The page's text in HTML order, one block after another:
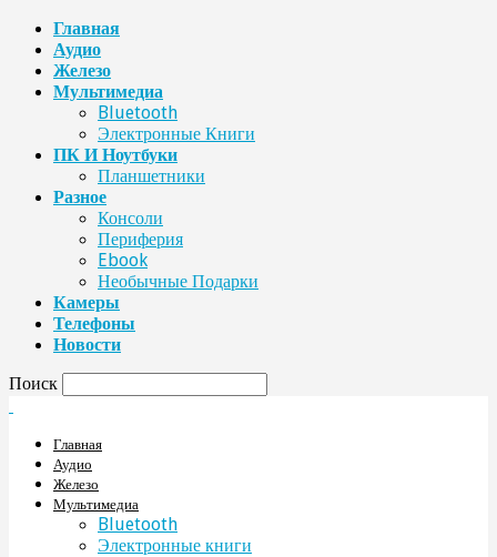
Главная
Аудио
Железо
Мультимедиа
Bluetooth
Электронные Книги
ПК И Ноутбуки
Планшетники
Разное
Консоли
Периферия
Ebook
Необычные Подарки
Камеры
Телефоны
Новости
Поиск
Главная
Аудио
Железо
Мультимедиа
Bluetooth
Электронные книги